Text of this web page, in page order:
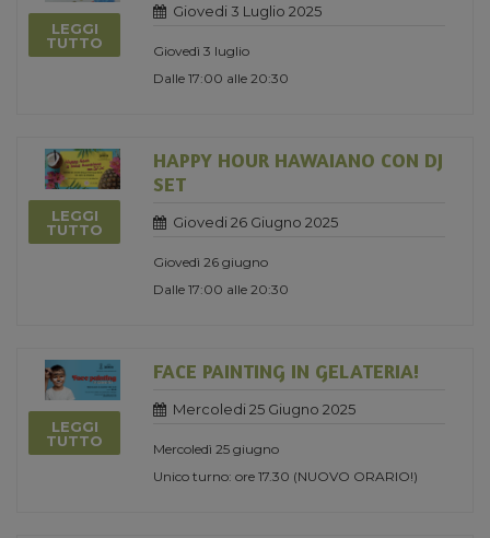
LEGGI
TUTTO
Giovedi 3 Luglio 2025
Giovedì 3 luglio
Dalle 17:00 alle 20:30
LEGGI
TUTTO
HAPPY HOUR HAWAIANO CON DJ
SET
Giovedi 26 Giugno 2025
Giovedì 26 giugno
Dalle 17:00 alle 20:30
LEGGI
TUTTO
FACE PAINTING IN GELATERIA!
Mercoledi 25 Giugno 2025
Mercoledì 25 giugno
Unico turno: ore 17.30 (NUOVO ORARIO!)